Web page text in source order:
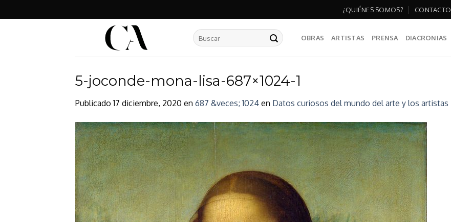
to
¿QUIÉNES SOMOS? CONTACTO
Buscar
por:
OBRAS ARTISTAS PRENSA DIACRONIAS
5-joconde-mona-lisa-687×1024-1
Publicado17 diciembre, 2020 en 687 &veces; 1024 en Datos curiosos del mundo del arte y los artistas